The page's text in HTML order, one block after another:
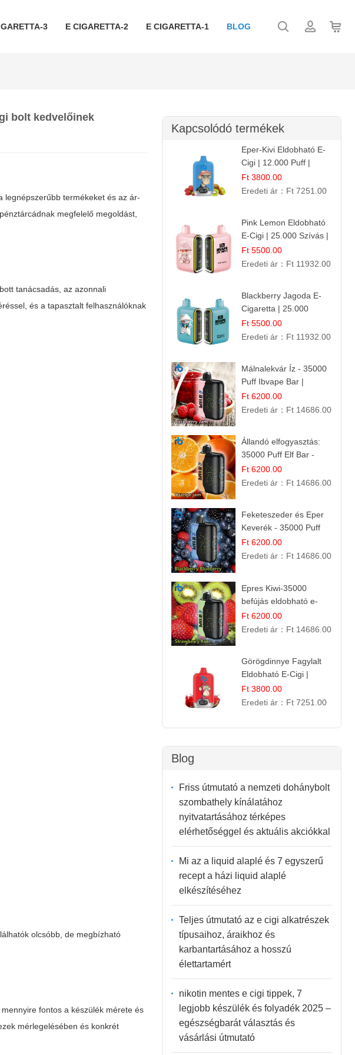
3 E CIGARETTA-2 E CIGARETTA-1 BLOG
bolt kedvelőinek
legnépszerűbb termékeket és az ár-
megfelelő megoldást,
tanácsadás, az azonnali
és a tapasztalt felhasználóknak
olcsóbb, de megbízható
fontos a készülék mérete és
mérlegelésében és konkrét
Kapcsolódó termékek
Eper-Kivi Eldobható E-
Cigi | 12.000 Puff |
Édes-Gyümölcs Íz
Ft 3800.00
Eredeti ár： Ft 7251.00
Pink Lemon Eldobható
E-Cigi | 25.000 Szívás |
Rózsaszín Citrom Íz
Ft 5500.00
Eredeti ár： Ft 11932.00
Blackberry Jagoda E-
Cigaretta | 25.000
Szívás | Ízesített E-
Liquid
Ft 5500.00
Eredeti ár： Ft 11932.00
Málnalekvár Íz - 35000
Puff Ibvape Bar |
Gazdag Gyümölcsös
Ízélmény!
Ft 6200.00
Eredeti ár： Ft 14686.00
Állandó elfogyasztás:
35000 Puff Elf Bar -
Narancslekvár íz
Ft 6200.00
Eredeti ár： Ft 14686.00
Feketeszeder és Eper
Keverék - 35000 Puff
Eldobható Vape | Ízletes
Gyümölcsökombináció!
Ft 6200.00
Eredeti ár： Ft 14686.00
Epres Kiwi-35000
befújás eldobható e-
cigaretta
Ft 6200.00
Eredeti ár： Ft 14686.00
Görögdinnye Fagylalt
Eldobható E-Cigi |
12.000 Szívás | Édes
Vízidín Íz
Ft 3800.00
Eredeti ár： Ft 7251.00
Blog
Friss útmutató a nemzeti dohánybolt
szombathely kínálatához
nyitvatartásához térképes
elérhetőséggel és aktuális akciókkal
Mi az a liquid alaplé és 7 egyszerű
recept a házi liquid alaplé
elkészítéséhez
Teljes útmutató az e cigi alkatrészek
típusaihoz, áraikhoz és
karbantartásához a hosszú
élettartamért
nikotin mentes e cigi tippek, 7
legjobb készülék és folyadék 2025 –
egészségbarát választás és
vásárlási útmutató